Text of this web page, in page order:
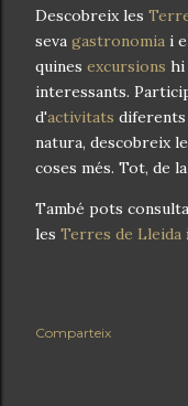
Descobreix les
seva gastronomia i
quines excursions hi
interessants.
d'activitats
natura, descobreix
coses més. Tot, de
També pots
les Terres de Lleida
Comparteix